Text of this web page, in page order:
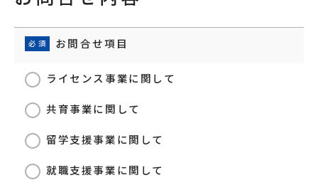
お問合せ項目
ライセンス事業に関して
共育事業に関して
留学支援事業に関して
就職支援事業に関して